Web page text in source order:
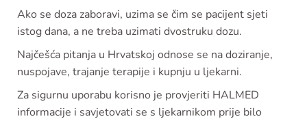
Ako se doza zaboravi, uzima se čim se pacijent sjeti
istog dana, a ne treba uzimati dvostruku dozu.
Najčešća pitanja u Hrvatskoj odnose se na doziranje,
nuspojave, trajanje terapije i kupnju u ljekarni.
Za sigurnu uporabu korisno je provjeriti HALMED
informacije i savjetovati se s ljekarnikom prije bilo